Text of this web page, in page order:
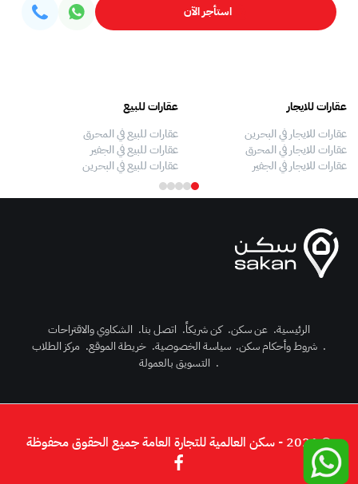
استأجر الآن
عقارات للايجار
عقارات للايجار في البحرين
عقارات للايجار في المحرق
عقارات للايجار في الجفير
عقارات للبيع
عقارات للبيع في المحرق
عقارات للبيع في الجفير
عقارات للبيع في البحرين
الرئيسية. عن سكن. كن شريكاً. اتصل بنا. الشكاوي والاقتراحات
. شروط وأحكام سكن. سياسة الخصوصية. خريطة الموقع. مركز الطلاب
. التسويق بالعمولة
© 2026 - سكن العالمية للتجارة العامة جميع الحقوق محفوظة